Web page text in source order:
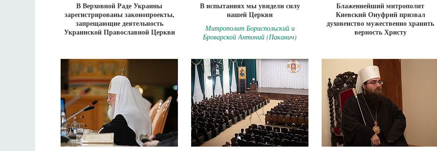
В Верховной Раде Украины
зарегистрированы законопроекты,
запрещающие деятельность
Украинской Православной Церкви
В испытаниях мы увидели силу
нашей Церкви
Митрополит Бориспольский и
Броварской Антоний (Паканич)
Блаженнейший митрополит
Киевский Онуфрий призвал
духовенство мужественно хранить
верность Христу